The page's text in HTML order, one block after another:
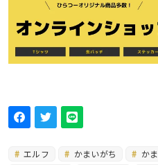
エルフ かまいがち か